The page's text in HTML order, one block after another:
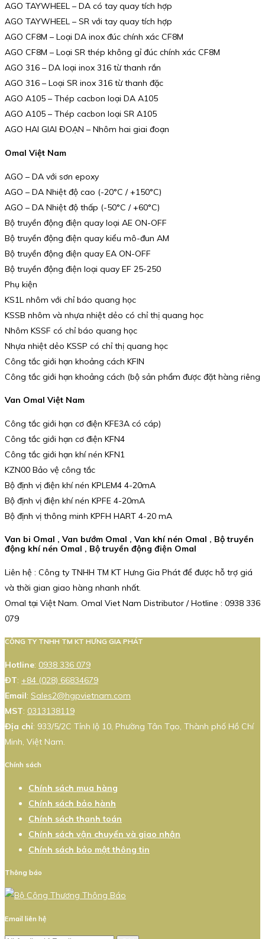
AGO TAYWHEEL – DA có tay quay tích hợp
AGO TAYWHEEL – SR với tay quay tích hợp
AGO CF8M – Loại DA inox đúc chính xác CF8M
AGO CF8M – Loại SR thép không gỉ đúc chính xác CF8M
AGO 316 – DA loại inox 316 từ thanh rắn
AGO 316 – Loại SR inox 316 từ thanh đặc
AGO A105 – Thép cacbon loại DA A105
AGO A105 – Thép cacbon loại SR A105
AGO HAI GIAI ĐOẠN – Nhôm hai giai đoạn
Omal Việt Nam
AGO – DA với sơn epoxy
AGO – DA Nhiệt độ cao (-20°C / +150°C)
AGO – DA Nhiệt độ thấp (-50°C / +60°C)
Bộ truyền động điện quay loại AE ON-OFF
Bộ truyền động điện quay kiểu mô-đun AM
Bộ truyền động điện quay EA ON-OFF
Bộ truyền động điện loại quay EF 25-250
Phụ kiện
KS1L nhôm với chỉ báo quang học
KSSB nhôm và nhựa nhiệt dẻo có chỉ thị quang học
Nhôm KSSF có chỉ báo quang học
Nhựa nhiệt dẻo KSSP có chỉ thị quang học
Công tắc giới hạn khoảng cách KFIN
Công tắc giới hạn khoảng cách (bộ sản phẩm được đặt hàng riêng
Van Omal Việt Nam
Công tắc giới hạn cơ điện KFE3A có cáp)
Công tắc giới hạn cơ điện KFN4
Công tắc giới hạn khí nén KFN1
KZN00 Bảo vệ công tắc
Bộ định vị điện khí nén KPLEM4 4-20mA
Bộ định vị điện khí nén KPFE 4-20mA
Bộ định vị thông minh KPFH HART 4-20 mA
Van bi Omal , Van bướm Omal , Van khí nén Omal , Bộ truyền
động khí nén Omal , Bộ truyền động điện Omal
Liên hệ : Công ty TNHH TM KT Hưng Gia Phát để được hỗ trợ giá
và thời gian giao hàng nhanh nhất.
Omal tại Việt Nam. Omal Viet Nam Distributor / Hotline : 0938 336
079
CÔNG TY TNHH TM KT HƯNG GIA PHÁT
Hotline: 0938 336 079
ĐT: +84 (028) 66834679
Email: Sales2@hgpvietnam.com
MST: 0313138119
Địa chỉ: 933/5/2C Tỉnh lộ 10, Phường Tân Tạo, Thành phố Hồ Chí
Minh, Việt Nam.
Chính sách
Chính sách mua hàng
Chính sách bảo hành
Chính sách thanh toán
Chính sách vận chuyển và giao nhận
Chính sách bảo mật thông tin
Thông báo
Email liên hệ